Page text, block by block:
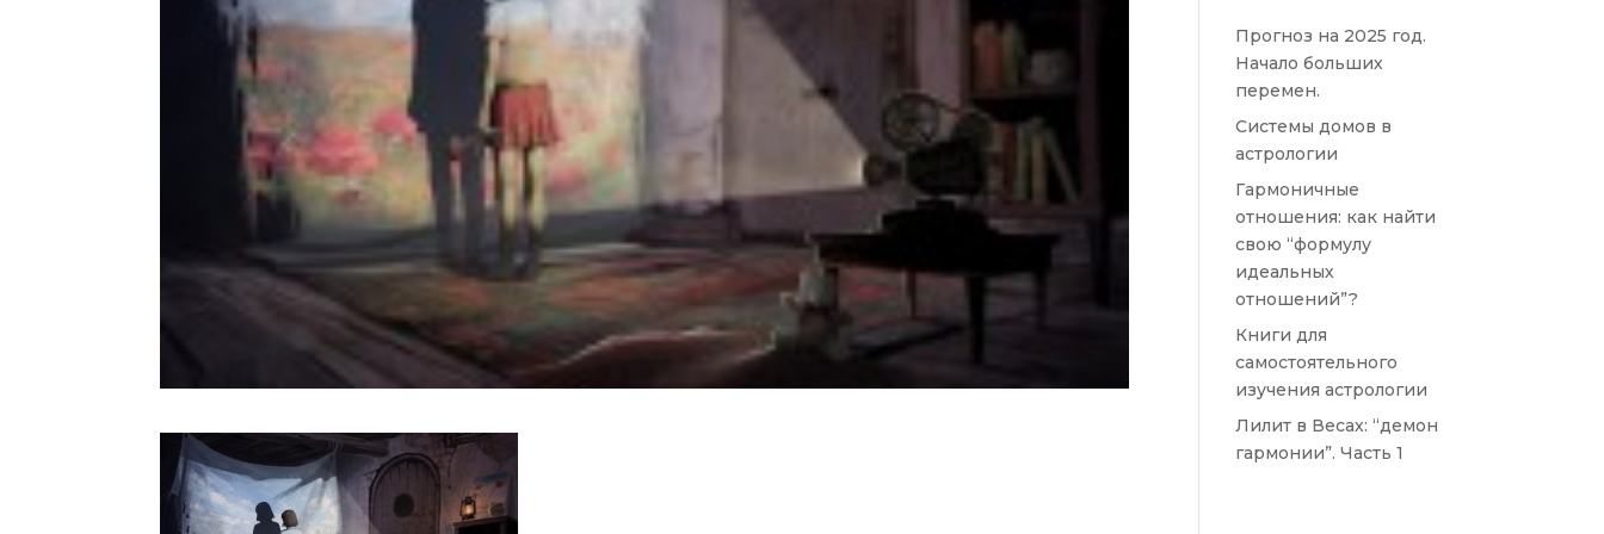
Прогноз на 2025 год.
Начало больших
перемен.
Системы домов в
астрологии
Гармоничные
отношения: как найти
свою “формулу
идеальных
отношений”?
Книги для
самостоятельного
изучения астрологии
Лилит в Весах: “демон
гармонии”. Часть 1